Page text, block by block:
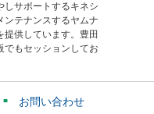
しサポートするキネシ
ンテナンスするヤムナ
提供しています。豊田
でもセッションしてお
お問い合わせ